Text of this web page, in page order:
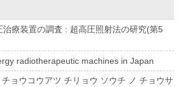
療装置の調査 : 超高圧照射法の研究(第5
radiotherapeutic machines in Japan
ョウコウアツ チリョウ ソウチ ノ チョウサ